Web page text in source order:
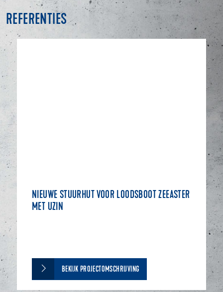
REFERENTIES
NIEUWE STUURHUT VOOR LOODSBOOT ZEEASTER
MET UZIN
BEKIJK PROJECTOMSCHRIJVING